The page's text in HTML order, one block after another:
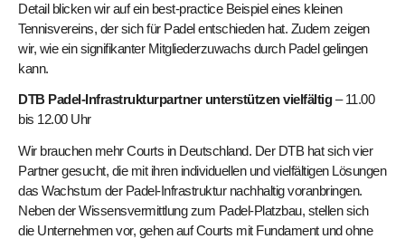
Detail blicken wir auf ein best-practice Beispiel eines kleinen
Tennisvereins, der sich für Padel entschieden hat. Zudem zeigen
wir, wie ein signifikanter Mitgliederzuwachs durch Padel gelingen
kann.
DTB Padel-Infrastrukturpartner unterstützen vielfältig– 11.00
bis 12.00 Uhr
Wir brauchen mehr Courts in Deutschland. Der DTB hat sich vier
Partner gesucht, die mit ihren individuellen und vielfältigen Lösungen
das Wachstum der Padel-Infrastruktur nachhaltig voranbringen.
Neben der Wissensvermittlung zum Padel-Platzbau, stellen sich
die Unternehmen vor, gehen auf Courts mit Fundament und ohne